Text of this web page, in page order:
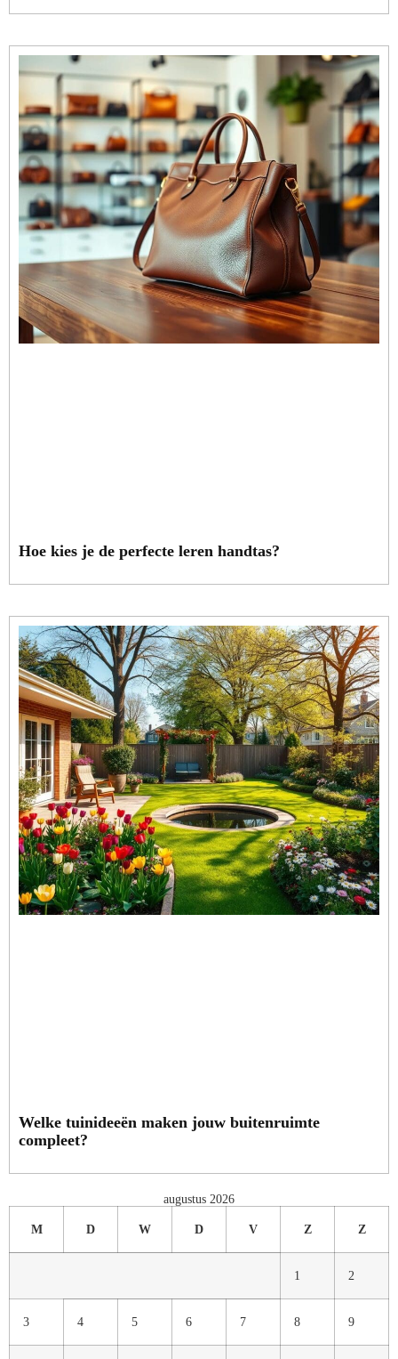
Hoe kies je de perfecte leren handtas?
Welke tuinideeën maken jouw buitenruimte
compleet?
augustus 2026
M D W D V Z Z
1 2
3 4 5 6 7 8 9